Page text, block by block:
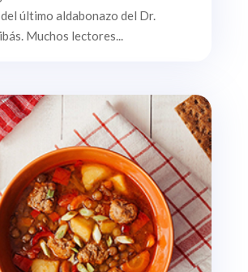
último aldabonazo del Dr.
Muchos lectores...